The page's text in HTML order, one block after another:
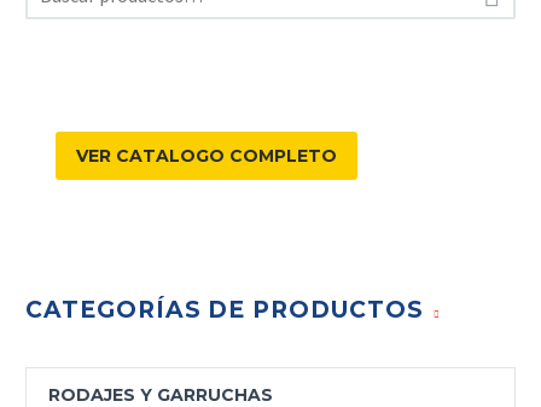
VER CATALOGO COMPLETO
CATEGORÍAS DE PRODUCTOS
RODAJES Y GARRUCHAS